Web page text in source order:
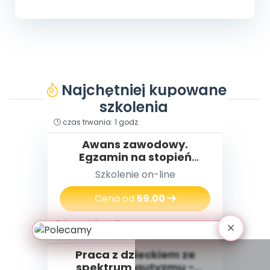
Najchętniej kupowane
szkolenia
typ: szkolenie filmowe
czas trwania: 1 godz.
Awans zawodowy.
Egzamin na stopień
nauczyciela
mianowanego w praktyce
Szkolenie on-line
Cena od59.00
typ: szkolenie filmowe
czas trwania: 4,5 godz.
Praca z dzieckiem ze